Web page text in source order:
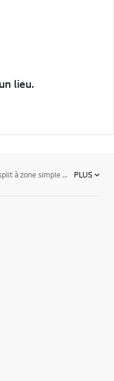
lieu.
Les systèmes de climatisation de maison split à zone simple sans conduit proposent de nombreux styles d'unités intérieures qui s'intègrent à votre intérieur. Ces systèmes individuels comprennent une unité extérieure complétée par une unité intérieure, offrant un système de climatisation pour n'importe quelle résidence ou espace commercial. Découvrez tous nos modèles de climatiseurs pour maison ici. PLUS